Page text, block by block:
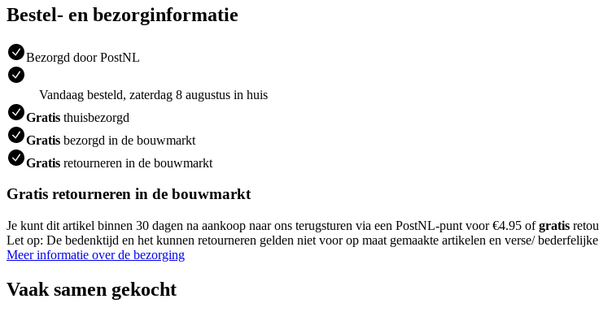
Bestel- en bezorginformatie
Bezorgd door PostNL
Vandaag besteld, zaterdag 8 augustus in huis
Gratis thuisbezorgd
Gratis bezorgd in de bouwmarkt
Gratis retourneren in de bouwmarkt
Gratis retourneren in de bouwmarkt
Je kunt dit artikel binnen 30 dagen na aankoop naar ons terugsturen via een PostNL-punt voor €4.95 ofgratis
Let op: De bedenktijd en het kunnen retourneren gelden niet voor op maat gemaakte artikelen en verse/
Meer informatie over de bezorging
Vaak samen gekocht